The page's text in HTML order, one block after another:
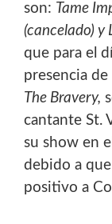
son: Tame
(cancelado) y
que para el
presencia de
The Bravery,
cantante St.
su show en el
debido a
positivo a